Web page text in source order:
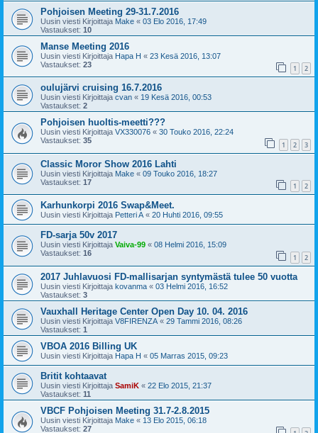
Pohjoisen Meeting 29-31.7.2016
Uusin viesti Kirjoittaja Make « 03 Elo 2016, 17:49
Vastaukset: 10
Manse Meeting 2016
Uusin viesti Kirjoittaja Hapa H « 23 Kesä 2016, 13:07
Vastaukset: 23 1 2
oulujärvi cruising 16.7.2016
Uusin viesti Kirjoittaja cvan « 19 Kesä 2016, 00:53
Vastaukset: 2
Pohjoisen huoltis-meetti???
Uusin viesti Kirjoittaja VX330076 « 30 Touko 2016, 22:24
Vastaukset: 35 1 2 3
Classic Moror Show 2016 Lahti
Uusin viesti Kirjoittaja Make « 09 Touko 2016, 18:27
Vastaukset: 17 1 2
Karhunkorpi 2016 Swap&Meet.
Uusin viesti Kirjoittaja Petteri A« 20 Huhti 2016, 09:55
FD-sarja 50v 2017
Uusin viesti Kirjoittaja Vaiva-99 « 08 Helmi 2016, 15:09
Vastaukset: 16 1 2
2017 Juhlavuosi FD-mallisarjan syntymästä tulee 50 vuotta
Uusin viesti Kirjoittaja kovanma « 03 Helmi 2016, 16:52
Vastaukset: 3
Vauxhall Heritage Center Open Day 10. 04. 2016
Uusin viesti Kirjoittaja V8FIRENZA « 29 Tammi 2016, 08:26
Vastaukset: 1
VBOA 2016 Billing UK
Uusin viesti Kirjoittaja Hapa H « 05 Marras 2015, 09:23
Britit kohtaavat
Uusin viesti Kirjoittaja SamiK « 22 Elo 2015, 21:37
Vastaukset: 11
VBCF Pohjoisen Meeting 31.7-2.8.2015
Uusin viesti Kirjoittaja Make « 13 Elo 2015, 06:18
Vastaukset: 27